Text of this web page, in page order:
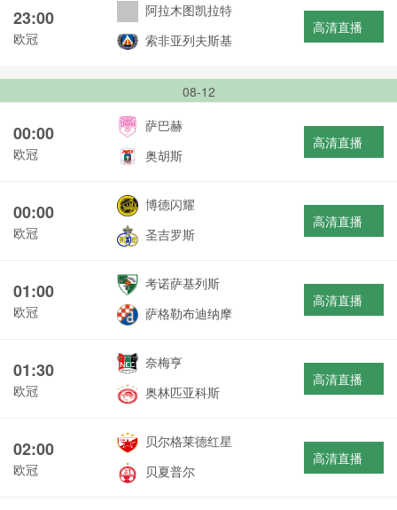
23:00
欧冠
阿拉木图凯拉特
索非亚列夫斯基
高清直播
08-12
00:00
欧冠
萨巴赫
奥胡斯
高清直播
00:00
欧冠
博德闪耀
圣吉罗斯
高清直播
01:00
欧冠
考诺萨基列斯
萨格勒布迪纳摩
高清直播
01:30
欧冠
奈梅亨
奥林匹亚科斯
高清直播
02:00
欧冠
贝尔格莱德红星
贝夏普尔
高清直播